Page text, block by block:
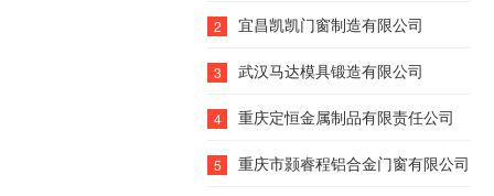
2 宜昌凯凯门窗制造有限公司
3 武汉马达模具锻造有限公司
4 重庆定恒金属制品有限责任公司
5 重庆市颢睿程铝合金门窗有限公司